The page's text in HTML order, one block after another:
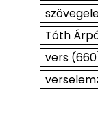
Tóth
vers